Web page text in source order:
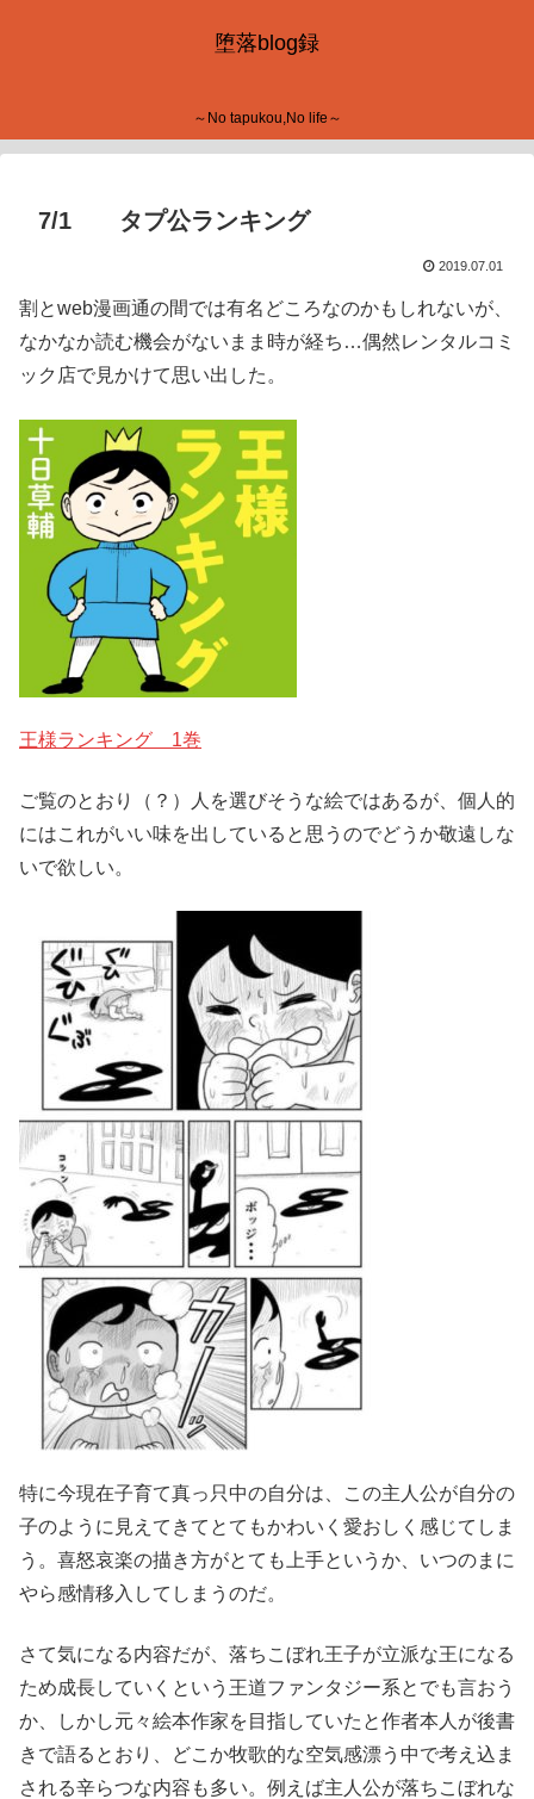
堕落blog録
～No tapukou,No life～
7/1 タプ公ランキング
2019.07.01
割とweb漫画通の間では有名どころなのかもしれないが、
なかなか読む機会がないまま時が経ち…偶然レンタルコミ
ック店で見かけて思い出した。
王様ランキング 1巻
ご覧のとおり（？）人を選びそうな絵ではあるが、個人的
にはこれがいい味を出していると思うのでどうか敬遠しな
いで欲しい。
特に今現在子育て真っ只中の自分は、この主人公が自分の
子のように見えてきてとてもかわいく愛おしく感じてしま
う。喜怒哀楽の描き方がとても上手というか、いつのまに
やら感情移入してしまうのだ。
さて気になる内容だが、落ちこぼれ王子が立派な王になる
ため成長していくという王道ファンタジー系とでも言おう
か、しかし元々絵本作家を目指していたと作者本人が後書
きで語るとおり、どこか牧歌的な空気感漂う中で考え込ま
される辛らつな内容も多い。例えば主人公が落ちこぼれな